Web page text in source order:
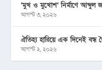
‘মুখ ও মুখোশ’ নির্মাণে আব্দুল
আগস্ট ৩, ২০২৬
ঐতিহ্য হারিয়ে এক দিনেই বন্ধ
আগস্ট ২, ২০২৬